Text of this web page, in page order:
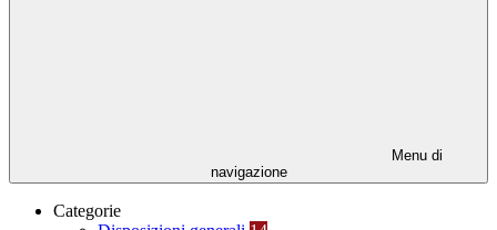
Menu di
navigazione
Categorie